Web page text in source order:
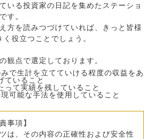
いる投資家の日記を集めたステーショ
す。
方を読みつづけていれば、きっと皆様
役立つことでしょう。
観点で選定しております。
で生計を立てていける程度の収益をあ
ていること
って実績を残していること
可能な手法を使用していること
事項】
は、その内容の正確性および安全性